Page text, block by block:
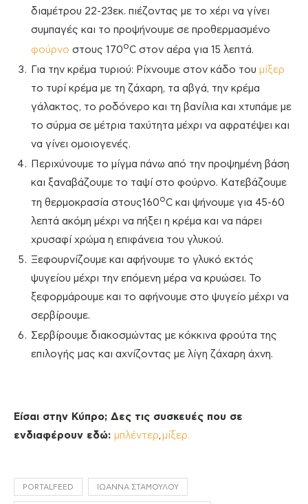
διαμέτρου 22-23εκ. πιέζοντας με το χέρι να γίνει
συμπαγές και το προψήνουμε σε προθερμασμένο
φούρνο στους 170οC στον αέρα για 15 λεπτά.
Για την κρέμα τυριού: Ρίχνουμε στον κάδο του μίξερ
το τυρί κρέμα με τη ζάχαρη, τα αβγά, την κρέμα
γάλακτος, το ροδόνερο και τη βανίλια και χτυπάμε με
το σύρμα σε μέτρια ταχύτητα μέχρι να αφρατέψει και
να γίνει ομοιογενές.
Περιχύνουμε το μίγμα πάνω από την προψημένη βάση
και ξαναβάζουμε το ταψί στο φούρνο. Κατεβάζουμε
τη θερμοκρασία στους160οC και ψήνουμε για 45-60
λεπτά ακόμη μέχρι να πήξει η κρέμα και να πάρει
χρυσαφί χρώμα η επιφάνεια του γλυκού.
Ξεφουρνίζουμε και αφήνουμε το γλυκό εκτός
ψυγείου μέχρι την επόμενη μέρα να κρυώσει. Το
ξεφορμάρουμε και το αφήνουμε στο ψυγείο μέχρι να
σερβίρουμε.
Σερβίρουμε διακοσμώντας με κόκκινα φρούτα της
επιλογής μας και αχνίζοντας με λίγη ζάχαρη άχνη.
Είσαι στην Κύπρο; Δες τις συσκευές που σε
ενδιαφέρουν εδώ: μπλέντερ, μίξερ.
PORTALFEED ΙΩΆΝΝΑ ΣΤΑΜΟΎΛΟΥ